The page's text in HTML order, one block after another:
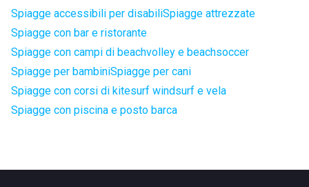
Spiagge accessibili per disabiliSpiagge attrezzate
Spiagge con bar e ristorante
Spiagge con campi di beachvolley e beachsoccer
Spiagge per bambiniSpiagge per cani
Spiagge con corsi di kitesurf windsurf e vela
Spiagge con piscina e posto barca